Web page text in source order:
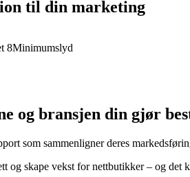
til din marketing
8Minimumslyd
og bransjen din gjør
som sammenligner deres
og skape vekst for nettbutikker – og